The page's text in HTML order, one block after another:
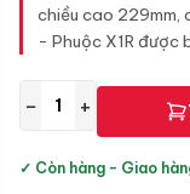
chiều cao 229mm,
- Phuộc X1R được
− +
✓ Còn hàng - Giao